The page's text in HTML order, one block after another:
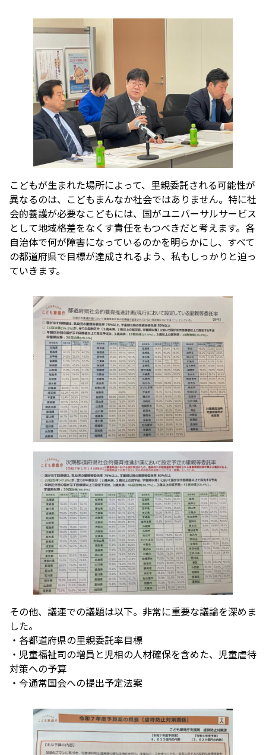
こどもが生まれた場所によって、里親委託される可能性が
異なるのは、こどもまんなか社会ではありません。特に社
会的養護が必要なこどもには、国がユニバーサルサービス
として地域格差をなくす責任をもつべきだと考えます。各
自治体で何が障害になっているのかを明らかにし、すべて
の都道府県で目標が達成されるよう、私もしっかりと迫っ
ていきます。
その他、議連での議題は以下。非常に重要な議論を深めま
した。
・各都道府県の里親委託率目標
・児童福祉司の増員と児相の人材確保を含めた、児童虐待
対策への予算
・今通常国会への提出予定法案